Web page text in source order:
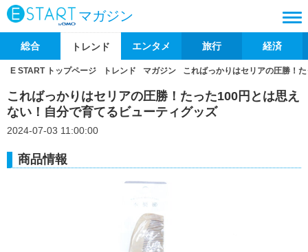
マガジン
総合 トレンド エンタメ 旅行 経済
E START トップページ トレンド マガジン こればっかりはセリアの圧勝！
こればっかりはセリアの圧勝！たった100円とは思え
ない！自分で育てるビューティグッズ
2024-07-03 11:00:00
商品情報